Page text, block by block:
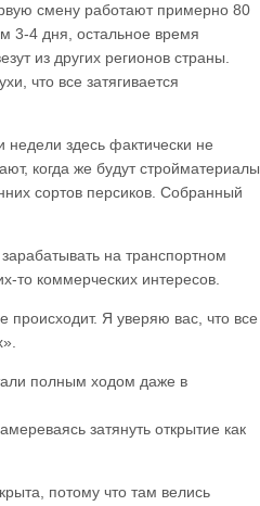
смену работают примерно 80
3-4 дня, остальное время
из других регионов страны.
что все затягивается
здесь фактически не
когда же будут стройматериалы.
сортов персиков. Собранный
на транспортном
то коммерческих интересов.
происходит. Я уверяю вас, что все
полным ходом даже в
затянуть открытие как
потому что там велись